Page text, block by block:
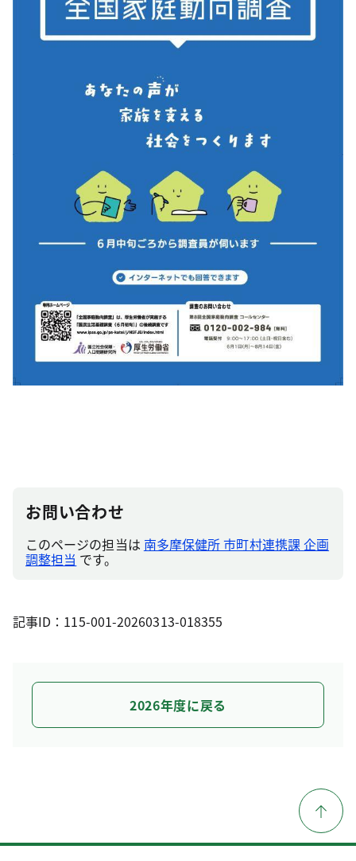
お問い合わせ
このページの担当は 南多摩保健所 市町村連携課 企画
調整担当 です。
記事ID：115-001-20260313-018355
2026年度に戻る